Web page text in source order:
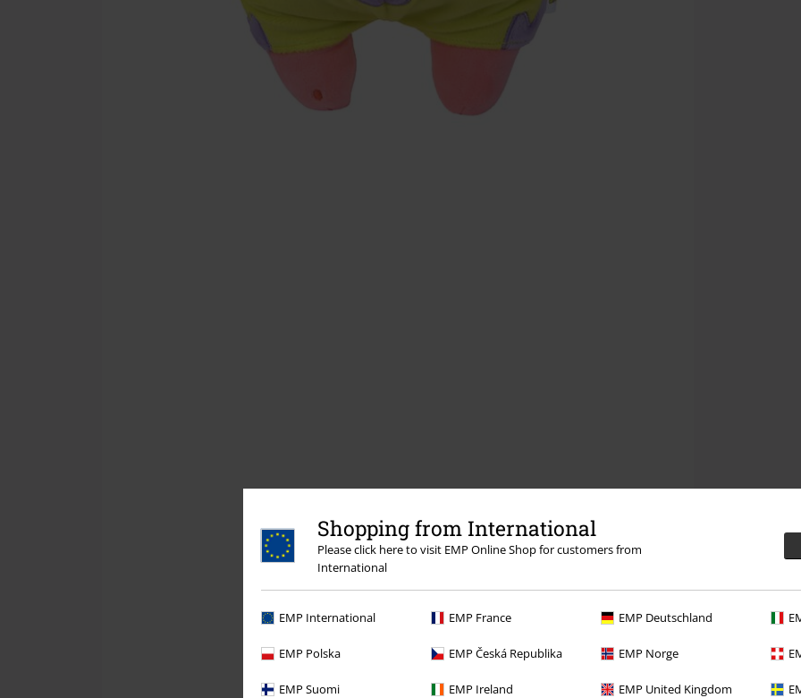
Shopping from International
Please click here to visit EMP Online Shop for customers from
International
EMP International EMP France EMP Deutschland
EMP Polska EMP Česká Republika EMP Norge
EMP Suomi EMP Ireland EMP United Kingdom